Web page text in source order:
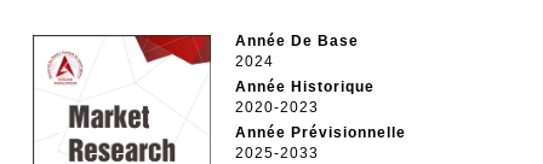
Année De Base
2024
Année Historique
2020-2023
Année Prévisionnelle
2025-2033